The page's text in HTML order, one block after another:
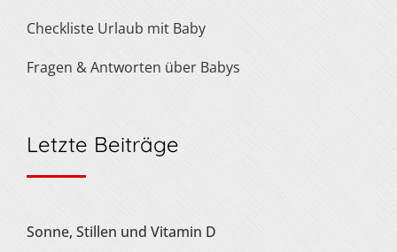
Checkliste Urlaub mit Baby
Fragen & Antworten über Babys
Letzte Beiträge
Sonne, Stillen und Vitamin D